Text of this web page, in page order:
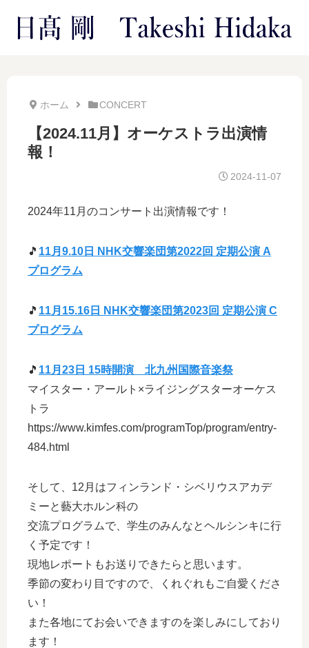
ホーム CONCERT
【2024.11月】オーケストラ出演情
報！
2024-11-07
2024年11月のコンサート出演情報です！
🎵 11月9.10日 NHK交響楽団第2022回 定期公演 A
プログラム
🎵 11月15.16日 NHK交響楽団第2023回 定期公演 C
プログラム
🎵 11月23日 15時開演 北九州国際音楽祭
マイスター・アールト×ライジングスターオーケス
トラ
https://www.kimfes.com/programTop/program/entry-
484.html
そして、12月はフィンランド・シベリウスアカデ
ミーと藝大ホルン科の
交流プログラムで、学生のみんなとヘルシンキに行
く予定です！
現地レポートもお送りできたらと思います。
季節の変わり目ですので、くれぐれもご自愛くださ
い！
また各地にてお会いできますのを楽しみにしており
ます！